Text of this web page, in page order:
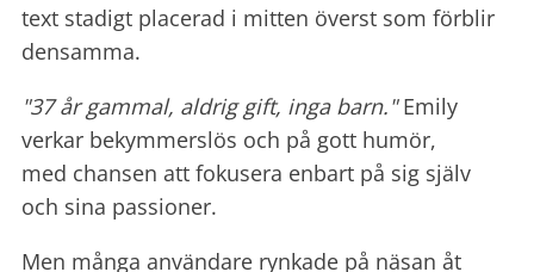
text stadigt placerad i mitten överst som förblir
densamma.
"37 år gammal, aldrig gift, inga barn."Emily
verkar bekymmerslös och på gott humör,
med chansen att fokusera enbart på sig själv
och sina passioner.
Men många användare rynkade på näsan åt